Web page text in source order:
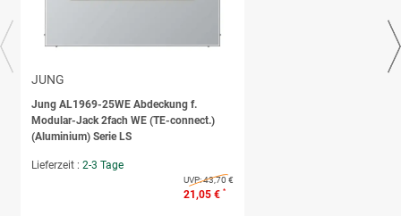
JUNG
Jung AL1969-25WE Abdeckung f.
Modular-Jack 2fach WE (TE-connect.)
(Aluminium) Serie LS
Lieferzeit : 2-3 Tage
UVP:43,70 €
21,05 € *